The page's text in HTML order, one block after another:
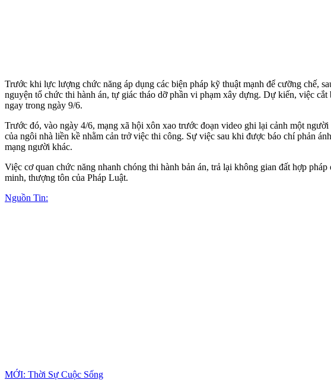
Trước khi lực lượng chức năng áp dụng các biện pháp kỹ thuật mạnh để cưỡng chế,
nguyện tổ chức thi hành án, tự giác tháo dỡ phần vi phạm xây dựng. Dự kiến, việc
ngay trong ngày 9/6.
Trước đó, vào ngày 4/6, mạng xã hội xôn xao trước đoạn video ghi lại cảnh một
của ngôi nhà liền kề nhằm cản trở việc thi công. Sự việc sau khi được báo chí phản
mạng người khác.
Việc cơ quan chức năng nhanh chóng thi hành bản án, trả lại không gian đất hợp
minh, thượng tôn của Pháp Luật.
Nguồn Tin:
MỚI: Thời Sự Cuộc Sống